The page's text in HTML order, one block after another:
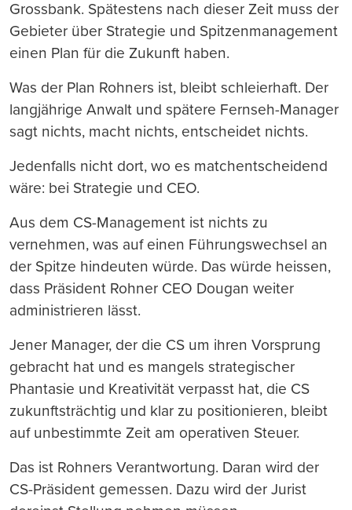
Grossbank. Spätestens nach dieser Zeit muss der
Gebieter über Strategie und Spitzenmanagement
einen Plan für die Zukunft haben.
Was der Plan Rohners ist, bleibt schleierhaft. Der
langjährige Anwalt und spätere Fernseh-Manager
sagt nichts, macht nichts, entscheidet nichts.
Jedenfalls nicht dort, wo es matchentscheidend
wäre: bei Strategie und CEO.
Aus dem CS-Management ist nichts zu
vernehmen, was auf einen Führungswechsel an
der Spitze hindeuten würde. Das würde heissen,
dass Präsident Rohner CEO Dougan weiter
administrieren lässt.
Jener Manager, der die CS um ihren Vorsprung
gebracht hat und es mangels strategischer
Phantasie und Kreativität verpasst hat, die CS
zukunftsträchtig und klar zu positionieren, bleibt
auf unbestimmte Zeit am operativen Steuer.
Das ist Rohners Verantwortung. Daran wird der
CS-Präsident gemessen. Dazu wird der Jurist